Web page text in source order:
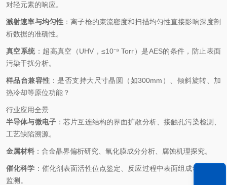
对轻元素的响应。
溅射速率与均匀性 ：离子枪的束流密度和扫描均匀性直接影响深度剖
析数据的准确性。
真空系统：超高真空（UHV，≤10⁻⁹ Torr）是AES的条件，防止表面
污染干扰分析。
样品台兼容性 ：是否支持大尺寸晶圆（如300mm）、倾斜旋转、加
热冷却等原位功能？
行业应用全景
半导体与微电子：芯片互连结构的界面扩散分析、接触孔污染检测、
工艺缺陷溯源。
金属材料 ：合金晶界偏析研究、氧化膜成分分析、腐蚀机理探究。
催化科学 ：催化剂表面活性位点鉴定、反应过程中表面组成动态变化
监测。